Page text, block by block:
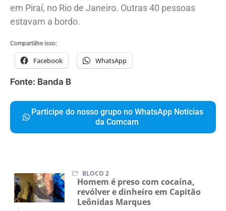
em Piraí, no Rio de Janeiro. Outras 40 pessoas
estavam a bordo.
Compartilhe isso:
Facebook WhatsApp
Fonte: Banda B
Participe do nosso grupo no WhatsApp Notícias
da Comcam
BLOCO 2
Homem é preso com cocaína,
revólver e dinheiro em Capitão
Leônidas Marques